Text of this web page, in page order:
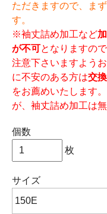
ただきますので、ま
す。
※袖丈詰め加工など
が不可となりますの
注意下さいますよう
に不安のある方は交
をお薦めいたします
が、袖丈詰め加工は
個数
枚
サイズ